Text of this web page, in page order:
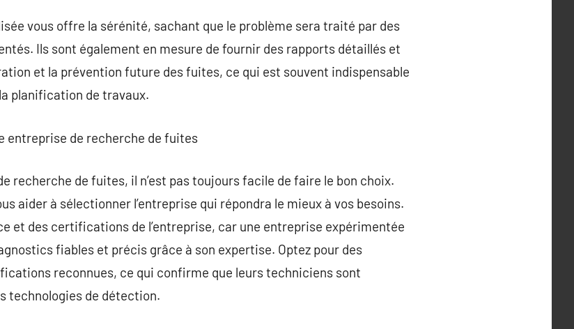
vous offre la sérénité, sachant que le problème sera traité par des
Ils sont également en mesure de fournir des rapports détaillés et
et la prévention future des fuites, ce qui est souvent indispensable
planification de travaux.
entreprise de recherche de fuites
recherche de fuites, il n’est pas toujours facile de faire le bon choix.
aider à sélectionner l’entreprise qui répondra le mieux à vos besoins.
et des certifications de l’entreprise, car une entreprise expérimentée
fiables et précis grâce à son expertise. Optez pour des
reconnues, ce qui confirme que leurs techniciens sont
technologies de détection.